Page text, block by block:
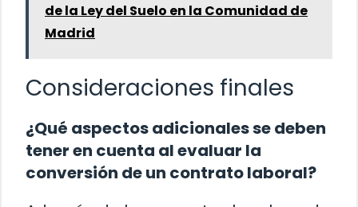
de la Ley del Suelo en la Comunidad de
Madrid
Consideraciones finales
¿Qué aspectos adicionales se deben
tener en cuenta al evaluar la
conversión de un contrato laboral?